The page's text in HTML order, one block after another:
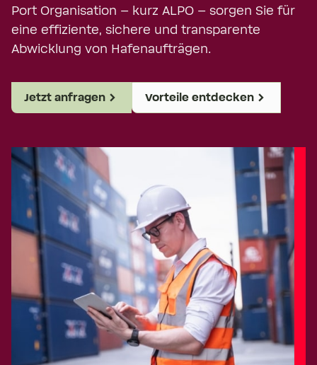
Port Organisation – kurz ALPO – sorgen Sie für
eine effiziente, sichere und transparente
Abwicklung von Hafenaufträgen.
Jetzt anfragen Vorteile entdecken